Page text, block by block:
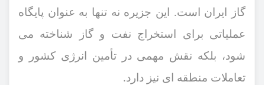
گاز ایران است. این جزیره نه ‌تنها به‌ عنوان پایگاه
عملیاتی برای استخراج نفت و گاز شناخته می
‌شود، بلکه نقش مهمی در تأمین انرژی کشور و
تعاملات منطقه ‌ای نیز دارد.